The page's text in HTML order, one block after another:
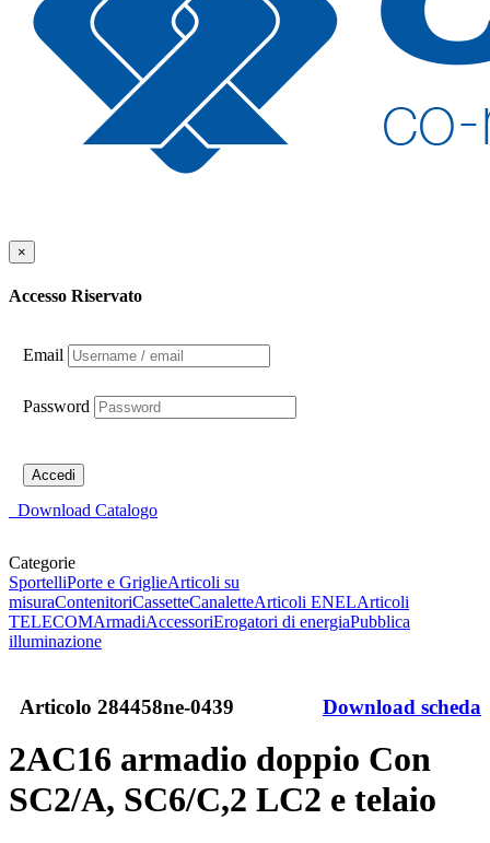
×
Accesso Riservato
Email
Password
Accedi
Download Catalogo
Categorie
SportelliPorte e GriglieArticoli su
misuraContenitoriCassetteCanaletteArticoli ENELArticoli
TELECOMArmadiAccessoriErogatori di energiaPubblica
illuminazione
Articolo 284458ne-0439 Download scheda
2AC16 armadio doppio Con
SC2/A, SC6/C,2 LC2 e telaio